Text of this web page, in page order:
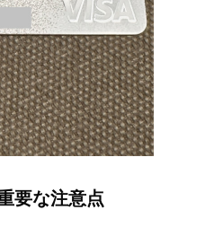
要な注意点